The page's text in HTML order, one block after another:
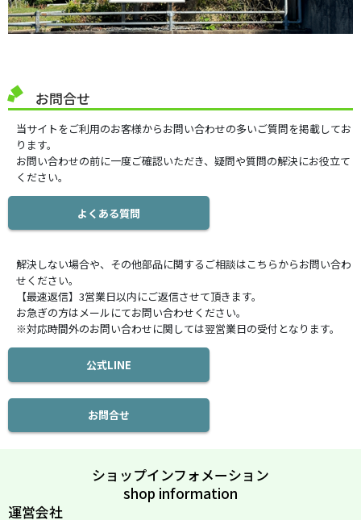
お問合せ
当サイトをご利用のお客様からお問い合わせの多いご質問を掲載してお
ります。
お問い合わせの前に一度ご確認いただき、疑問や質問の解決にお役立て
ください。
よくある質問
解決しない場合や、その他部品に関するご相談はこちらからお問い合わ
せください。
【最速返信】3営業日以内にご返信させて頂きます。
お急ぎの方はメールにてお問い合わせください。
※対応時間外のお問い合わせに関しては翌営業日の受付となります。
公式LINE
お問合せ
ショップインフォメーション
shop information
運営会社